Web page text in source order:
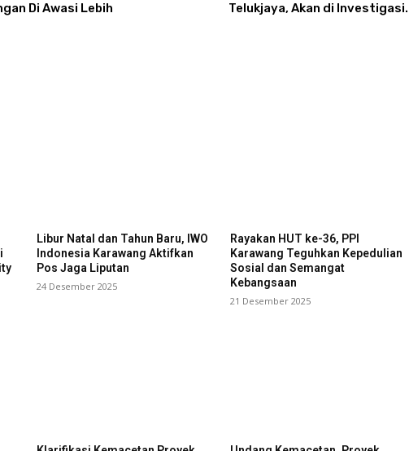
Di Awasi Lebih
Telukjaya, Akan di Investigasi.
Libur Natal dan Tahun Baru, IWO
Indonesia Karawang Aktifkan
Pos Jaga Liputan
24 Desember 2025
Rayakan HUT ke-36, PPI
Karawang Teguhkan Kepedulian
Sosial dan Semangat
Kebangsaan
21 Desember 2025